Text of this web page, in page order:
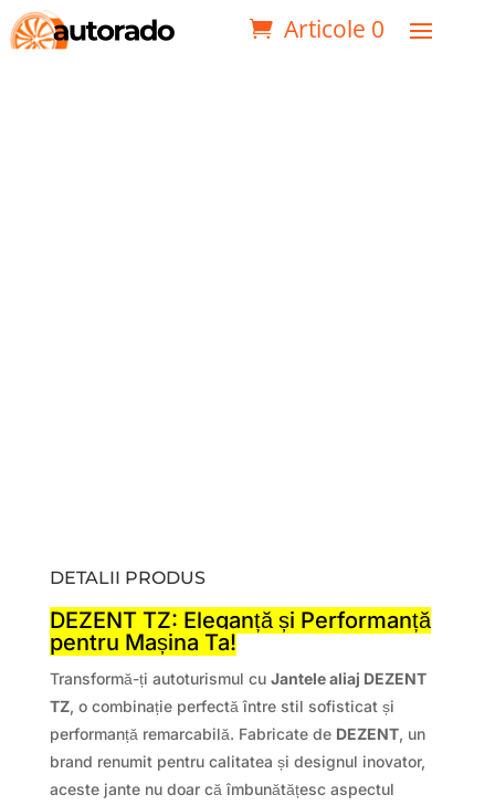
Articole 0
DETALII PRODUS
DEZENT TZ: Eleganță și Performanță
pentru Mașina Ta!
Transformă-ți autoturismul cu Jantele aliaj DEZENT
TZ, o combinație perfectă între stil sofisticat și
performanță remarcabilă. Fabricate de DEZENT, un
brand renumit pentru calitatea și designul inovator,
aceste jante nu doar că îmbunătățesc aspectul